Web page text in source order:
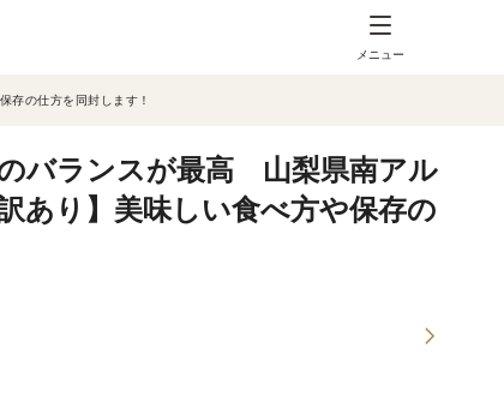
メニュー
の仕方を同封します！
バランスが最高 山梨県南アル
あり】美味しい食べ方や保存の